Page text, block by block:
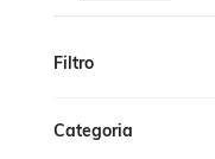
Filtro
Categoria